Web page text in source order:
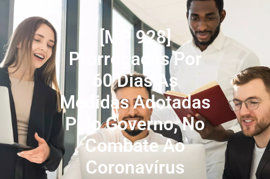
[MP 928]
Prorrogadas Por
60 Dias As
Medidas Adotadas
Pelo Governo, No
Combate Ao
Coronavírus